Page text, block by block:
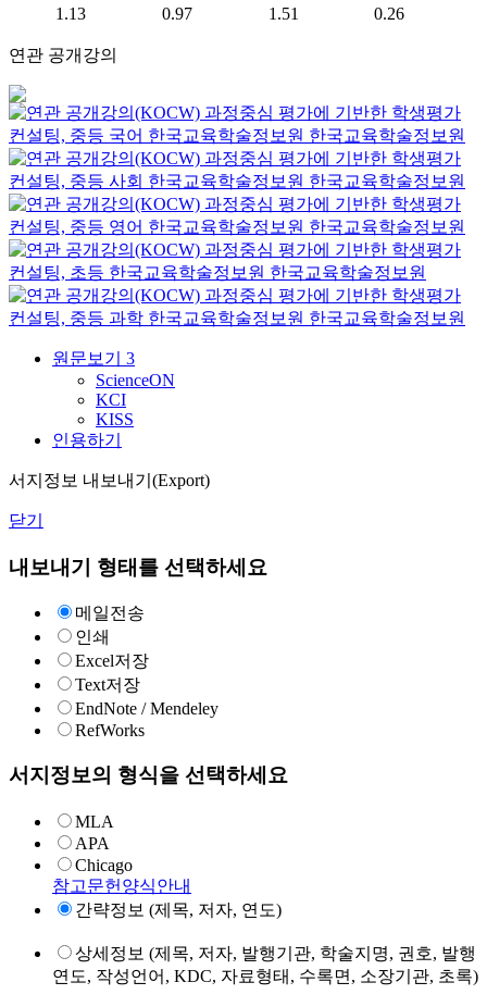
1.13 0.97 1.51 0.26
연관 공개강의
과정중심 평가에 기반한 학생평가
컨설팅, 중등 국어 한국교육학술정보원 한국교육학술정보원
과정중심 평가에 기반한 학생평가
컨설팅, 중등 사회 한국교육학술정보원 한국교육학술정보원
과정중심 평가에 기반한 학생평가
컨설팅, 중등 영어 한국교육학술정보원 한국교육학술정보원
과정중심 평가에 기반한 학생평가
컨설팅, 초등 한국교육학술정보원 한국교육학술정보원
과정중심 평가에 기반한 학생평가
컨설팅, 중등 과학 한국교육학술정보원 한국교육학술정보원
원문보기 3
ScienceON
KCI
KISS
인용하기
서지정보 내보내기(Export)
닫기
내보내기 형태를 선택하세요
메일전송
인쇄
Excel저장
Text저장
EndNote / Mendeley
RefWorks
서지정보의 형식을 선택하세요
MLA
APA
Chicago
참고문헌양식안내
간략정보 (제목, 저자, 연도)
상세정보 (제목, 저자, 발행기관, 학술지명, 권호, 발행
연도, 작성언어, KDC, 자료형태, 수록면, 소장기관, 초록)